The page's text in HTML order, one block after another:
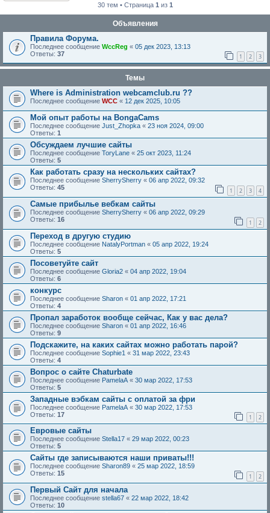
30 тем • Страница 1 из 1
Объявления
Правила Форума.
Последнее сообщение WccReg « 05 дек 2023, 13:13
Ответы: 37 1 2 3
Темы
Where is Administration webcamclub.ru ??
Последнее сообщение WCC « 12 дек 2025, 10:05
Мой опыт работы на BongaCams
Последнее сообщение Just_Zhopka « 23 ноя 2024, 09:00
Ответы: 1
Обсуждаем лучшие сайты
Последнее сообщение ToryLane « 25 окт 2023, 11:24
Ответы: 5
Как работать сразу на нескольких сайтах?
Последнее сообщение SherrySherry « 06 апр 2022, 09:32
Ответы: 45 1 2 3 4
Самые прибылье вебкам сайты
Последнее сообщение SherrySherry « 06 апр 2022, 09:29
Ответы: 16 1 2
Переход в другую студию
Последнее сообщение NatalyPortman « 05 апр 2022, 19:24
Ответы: 5
Посоветуйте сайт
Последнее сообщение Gloria2 « 04 апр 2022, 19:04
Ответы: 6
конкурс
Последнее сообщение Sharon « 01 апр 2022, 17:21
Ответы: 4
Пропал заработок вообще сейчас, Как у вас дела?
Последнее сообщение Sharon « 01 апр 2022, 16:46
Ответы: 9
Подскажите, на каких сайтах можно работать парой?
Последнее сообщение Sophie1 « 31 мар 2022, 23:43
Ответы: 4
Вопрос о сайте Chaturbate
Последнее сообщение PamelaA « 30 мар 2022, 17:53
Ответы: 5
Западные вэбкам сайты с оплатой за фри
Последнее сообщение PamelaA « 30 мар 2022, 17:53
Ответы: 17 1 2
Евровые сайты
Последнее сообщение Stella17 « 29 мар 2022, 00:23
Ответы: 5
Сайты где записываются наши приваты!!!
Последнее сообщение Sharon89 « 25 мар 2022, 18:59
Ответы: 15 1 2
Первый Сайт для начала
Последнее сообщение stella67 « 22 мар 2022, 18:42
Ответы: 10